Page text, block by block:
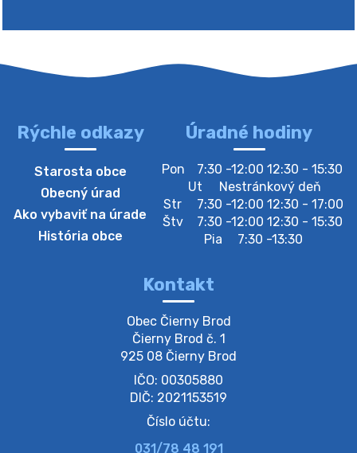
4. augusta 2026 10:05
Zberný dvor-Gyűjtőudvar
Oznamujeme obyvateľom, že v stredu 05. augusta
bude zberný dvor zatvorený. Értesítjük a lakosokat,
hogy szerdán augusztus 05-én a gyűjtőudvar zárva
lesz https://ciernybrod.sk?p=214…
Zber separovaného odpadu plastu-
Szeparált műanya…
Oznamujeme obyvateľom, že v stredu 05. augusta
prebehne zber separovaného odpadu plastu. Prosíme
obyvateľov, aby vrecia s odpadom vyložili pred dom už
večer vopred, nakoľko firma F…
4. augusta 2026 09:51
Rýchle odkazy
Starosta obce
Obecný úrad
Ako vybaviť na úrade
História obce
Úradné hodiny
Pon
7:30 -12:00 12:30 - 15:30
Ut
Nestránkový deň
Str
7:30 -12:00 12:30 - 17:00
Štv
7:30 -12:00 12:30 - 15:30
Pia
7:30 -13:30
Kontakt
Obec Čierny Brod
Čierny Brod č. 1
925 08 Čierny Brod
IČO: 00305880
DIČ: 2021153519
Číslo účtu:
031/78 48 191